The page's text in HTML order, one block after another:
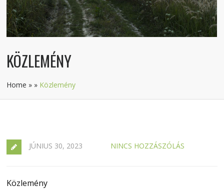
KÖZLEMÉNY
Home » » Közlemény
JÚNIUS 30, 2023 NINCS HOZZÁSZÓLÁS
Közlemény